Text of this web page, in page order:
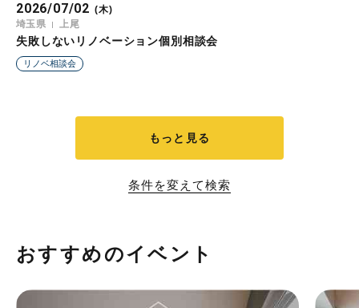
2026/07/02 (木)
埼玉県
上尾
失敗しないリノベーション個別相談会
リノベ相談会
もっと見る
条件を変えて検索
おすすめのイベント